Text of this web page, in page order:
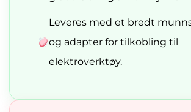
Leveres med et bredt
og adapter for tilkobling til
elektroverktøy.